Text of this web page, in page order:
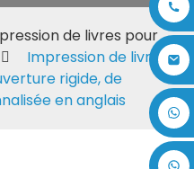
17875305714
de livres pour
Impression de livres
rigide, de
en anglais